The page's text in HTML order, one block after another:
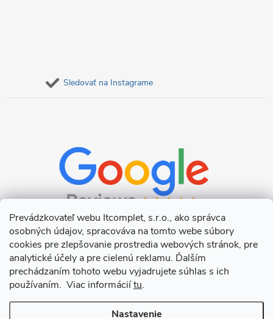
Prevádzkovateľ webu Itcomplet, s.r.o., ako správca
osobných údajov, spracováva na tomto webe súbory
cookies pre zlepšovanie prostredia webových stránok, pre
analytické účely a pre cielenú reklamu. Ďalším
prechádzaním tohoto webu vyjadrujete súhlas s ich
používaním. Viac informáciítu.
Nastavenie
Sledovať na Instagrame